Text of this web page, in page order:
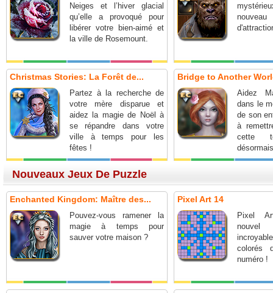
Neiges et l’hiver glacial
qu’elle a provoqué pour
libérer votre bien-aimé et
la ville de Rosemount.
Christmas Stories: La Forêt de...
Partez à la recherche de
votre mère disparue et
aidez la magie de Noël à
se répandre dans votre
ville à temps pour les
fêtes !
Bridge to Another
Aidez
dans le
de son
à
cette
Nouveaux Jeux De Puzzle
Enchanted Kingdom: Maître des...
Pouvez-vous ramener la
magie à temps pour
sauver votre maison ?
Pixel Art 14
Pixel
colorés
numéro !